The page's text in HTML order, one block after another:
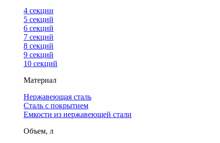
4 cекции
5 секций
6 секций
7 секций
8 секций
9 секций
10 секций
Материал
Нержавеющая сталь
Сталь с покрытием
Емкости из нержавеющей стали
Объем, л